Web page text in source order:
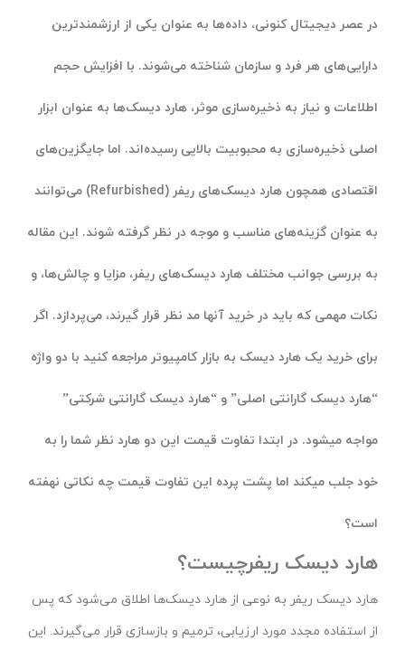
در عصر دیجیتال کنونی، داده‌ها به عنوان یکی از ارزشمندترین
دارایی‌های هر فرد و سازمان شناخته می‌شوند. با افزایش حجم
اطلاعات و نیاز به ذخیره‌سازی موثر، هارد دیسک‌ها به عنوان ابزار
اصلی ذخیره‌سازی به محبوبیت بالایی رسیده‌اند. اما جایگزین‌های
اقتصادی همچون هارد دیسک‌های ریفر (Refurbished) می‌توانند
به عنوان گزینه‌های مناسب و موجه در نظر گرفته شوند. این مقاله
به بررسی جوانب مختلف هارد دیسک‌های ریفر، مزایا و چالش‌ها، و
نکات مهمی که باید در خرید آنها مد نظر قرار گیرند، می‌پردازد. اگر
برای خرید یک هارد دیسک به بازار کامپیوتر مراجعه کنید با دو واژه
“هارد دیسک گارانتی اصلی” و “هارد دیسک گارانتی شرکتی”
مواجه میشود. در ابتدا تفاوت قیمت این دو هارد نظر شما را به
خود جلب میکند اما پشت پرده این تفاوت قیمت چه نکاتی نهفته
است؟
هارد دیسک ریفرچیست؟
هارد دیسک ریفر به نوعی از هارد دیسک‌ها اطلاق می‌شود که پس
از استفاده مجدد مورد ارزیابی، ترمیم و بازسازی قرار می‌گیرند. این